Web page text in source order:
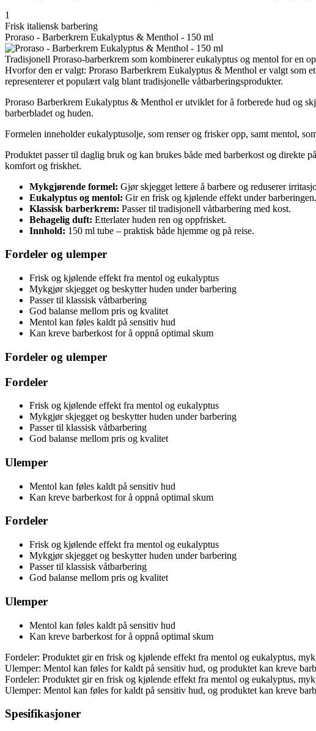
1
Frisk italiensk barbering
Proraso - Barberkrem Eukalyptus & Menthol - 150 ml
Tradisjonell Proraso-barberkrem som kombinerer eukalyptus og mentol for en
Hvorfor den er valgt: Proraso Barberkrem Eukalyptus & Menthol er valgt som
representerer et populært valg blant tradisjonelle våtbarberingsprodukter.
Proraso Barberkrem Eukalyptus & Menthol er utviklet for å forberede hud og
barberbladet og huden.
Formelen inneholder eukalyptusolje, som renser og frisker opp, samt mentol,
Produktet passer til daglig bruk og kan brukes både med barberkost og direkte
komfort og friskhet.
Mykgjørende formel: Gjør skjegget lettere å barbere og reduserer
Eukalyptus og mentol: Gir en frisk og kjølende effekt under barberingen.
Klassisk barberkrem: Passer til tradisjonell våtbarbering med kost.
Behagelig duft: Etterlater huden ren og oppfrisket.
Innhold: 150 ml tube – praktisk både hjemme og på reise.
Fordeler og ulemper
Frisk og kjølende effekt fra mentol og eukalyptus
Mykgjør skjegget og beskytter huden under barbering
Passer til klassisk våtbarbering
God balanse mellom pris og kvalitet
Mentol kan føles kaldt på sensitiv hud
Kan kreve barberkost for å oppnå optimal skum
Fordeler og ulemper
Fordeler
Frisk og kjølende effekt fra mentol og eukalyptus
Mykgjør skjegget og beskytter huden under barbering
Passer til klassisk våtbarbering
God balanse mellom pris og kvalitet
Ulemper
Mentol kan føles kaldt på sensitiv hud
Kan kreve barberkost for å oppnå optimal skum
Fordeler
Frisk og kjølende effekt fra mentol og eukalyptus
Mykgjør skjegget og beskytter huden under barbering
Passer til klassisk våtbarbering
God balanse mellom pris og kvalitet
Ulemper
Mentol kan føles kaldt på sensitiv hud
Kan kreve barberkost for å oppnå optimal skum
Fordeler: Produktet gir en frisk og kjølende effekt fra mentol og eukalyptus,
Ulemper: Mentol kan føles for kaldt på sensitiv hud, og produktet kan kreve
Fordeler: Produktet gir en frisk og kjølende effekt fra mentol og eukalyptus,
Ulemper: Mentol kan føles for kaldt på sensitiv hud, og produktet kan kreve
Spesifikasjoner